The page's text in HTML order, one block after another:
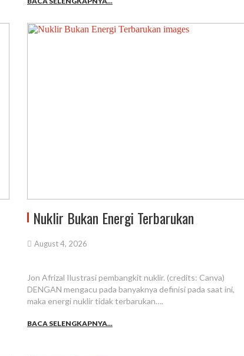
Nuklir Bukan Energi Terbarukan
August 4, 2026
Jon Afrizal Ilustrasi pembangkit nuklir. (credits: Canva)
DENGAN mengacu pada banyaknya definisi pada saat ini,
maka energi nuklir tidak terbarukan….
BACA SELENGKAPNYA...